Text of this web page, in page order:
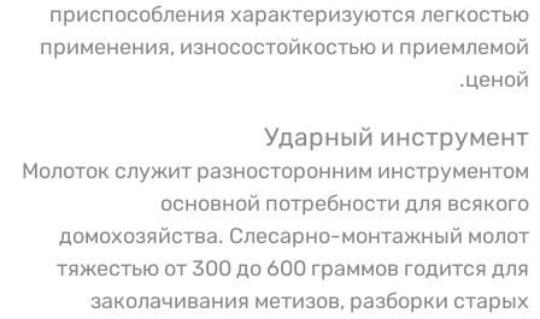
приспособления характеризуются легкостью
применения, износостойкостью и приемлемой
ценой.
Ударный инструмент
Молоток служит разносторонним инструментом
основной потребности для всякого
домохозяйства. Слесарно-монтажный молот
тяжестью от 300 до 600 граммов годится для
заколачивания метизов, разборки старых